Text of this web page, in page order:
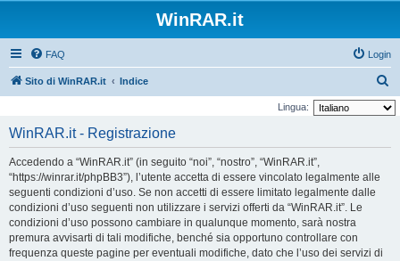
WinRAR.it
FAQ Login
Sito di WinRAR.it Indice
e
Lingua:
WinRAR.it - Registrazione
Accedendo a “WinRAR.it” (in seguito “noi”, “nostro”, “WinRAR.it”,
“https://winrar.it/phpBB3”), l’utente accetta di essere vincolato legalmente alle
seguenti condizioni d’uso. Se non accetti di essere limitato legalmente dalle
condizioni d’uso seguenti non utilizzare i servizi offerti da “WinRAR.it”. Le
condizioni d’uso possono cambiare in qualunque momento, sarà nostra
premura avvisarti di tali modifiche, benché sia opportuno controllare con
frequenza queste pagine per eventuali modifiche, dato che l’uso dei servizi di